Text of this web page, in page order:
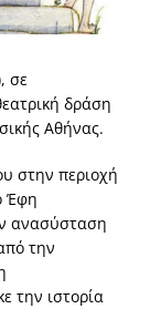
σε
δράση
Αθήνας.
στην περιοχή
Έφη
ανασύσταση
την
την ιστορία